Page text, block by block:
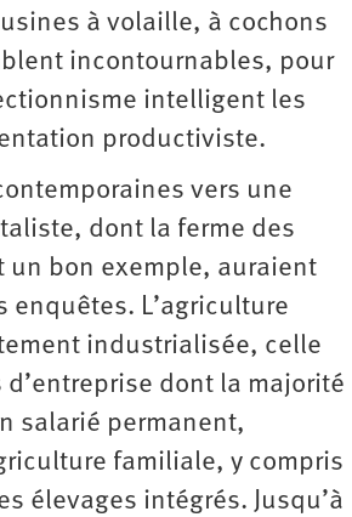
à volaille, à cochons
incontournables, pour
intelligent les
productiviste.
vers une
dont la ferme des
un bon exemple, auraient
enquêtes. L’agriculture
industrialisée, celle
dont la majorité
salarié permanent,
familiale, y compris
élevages intégrés. Jusqu’à